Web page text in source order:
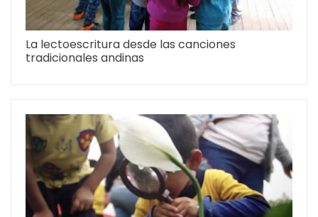
La lectoescritura desde las canciones
tradicionales andinas